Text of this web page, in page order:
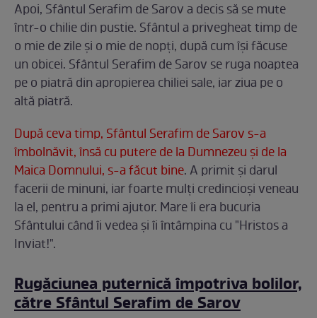
Apoi, Sfântul Serafim de Sarov a decis să se mute
într-o chilie din pustie. Sfântul a privegheat timp de
o mie de zile și o mie de nopți, după cum își făcuse
un obicei. Sfântul Serafim de Sarov se ruga noaptea
pe o piatră din apropierea chiliei sale, iar ziua pe o
altă piatră.
După ceva timp, Sfântul Serafim de Sarov s-a
îmbolnăvit, însă cu putere de la Dumnezeu și de la
Maica Domnului, s-a făcut bine. A primit și darul
facerii de minuni, iar foarte mulți credincioși veneau
la el, pentru a primi ajutor. Mare îi era bucuria
Sfântului când îi vedea și îi întâmpina cu "Hristos a
Inviat!".
Rugăciunea puternică împotriva bolilor,
către Sfântul Serafim de Sarov